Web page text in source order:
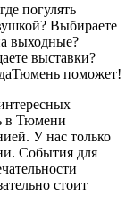
погулять
Выбираете
выходные?
выставки?
поможет!
в Тюмени
У нас только
События для
стоит